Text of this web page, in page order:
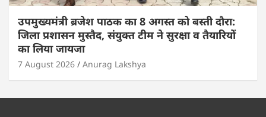
उपमुख्यमंत्री ब्रजेश पाठक का 8 अगस्त को बस्ती दौरा:
जिला प्रशासन मुस्तैद, संयुक्त टीम ने सुरक्षा व तैयारियों
का लिया जायजा
7 August 2026 Anurag Lakshya